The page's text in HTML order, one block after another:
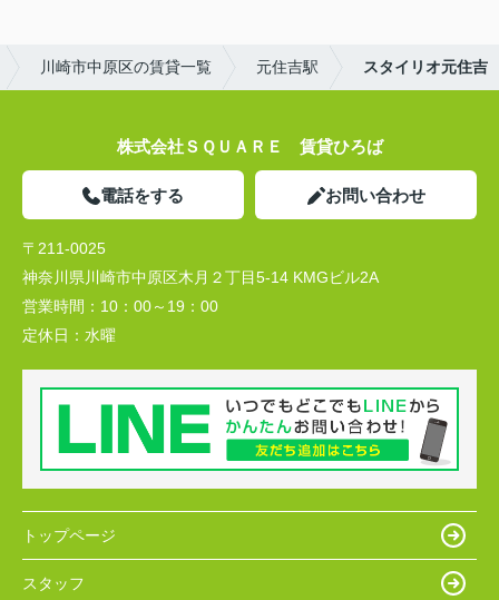
川崎市中原区の賃貸一覧 元住吉駅 スタイリオ元住吉
株式会社ＳＱＵＡＲＥ 賃貸ひろば
電話をする お問い合わせ
〒211-0025
神奈川県川崎市中原区木月２丁目5-14 KMGビル2A
営業時間： 10：00～19：00
定休日： 水曜
トップページ
スタッフ